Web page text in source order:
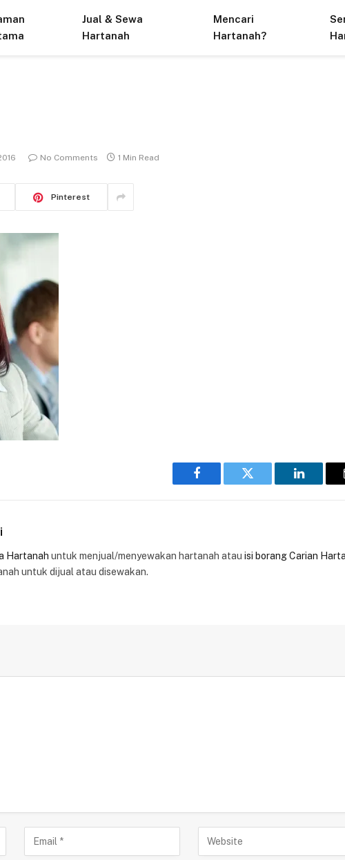
Jual & Sewa
Hartanah
Mencari
Hartanah?
No Comments 1 Min Read
Pinterest
Facebook Twitter LinkedIn
Hartanah untuk menjual/menyewakan hartanah atau isi borang Carian
untuk dijual atau disewakan.